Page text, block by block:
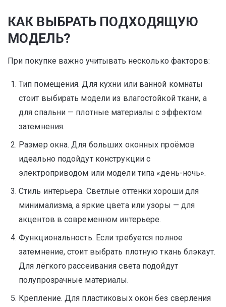
КАК ВЫБРАТЬ ПОДХОДЯЩУЮ
МОДЕЛЬ?
При покупке важно учитывать несколько факторов:
Тип помещения. Для кухни или ванной комнаты
стоит выбирать модели из влагостойкой ткани, а
для спальни — плотные материалы с эффектом
затемнения.
Размер окна. Для больших оконных проёмов
идеально подойдут конструкции с
электроприводом или модели типа «день-ночь».
Стиль интерьера. Светлые оттенки хороши для
минимализма, а яркие цвета или узоры — для
акцентов в современном интерьере.
Функциональность. Если требуется полное
затемнение, стоит выбрать плотную ткань блэкаут.
Для лёгкого рассеивания света подойдут
полупрозрачные материалы.
Крепление. Для пластиковых окон без сверления